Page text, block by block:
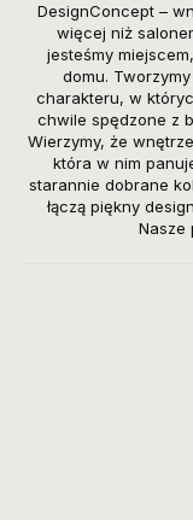
DesignConcept –
więcej niż
jesteśmy
domu.
charakteru, w
chwile spędzone z
Wierzymy, że
która w nim
starannie dobrane
łączą piękny
Nasze